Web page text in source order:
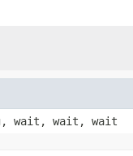
wait, wait, wait